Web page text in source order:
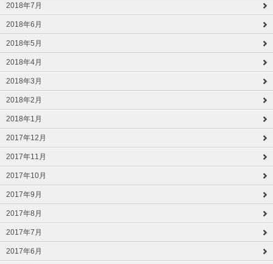
2018年7月
2018年6月
2018年5月
2018年4月
2018年3月
2018年2月
2018年1月
2017年12月
2017年11月
2017年10月
2017年9月
2017年8月
2017年7月
2017年6月